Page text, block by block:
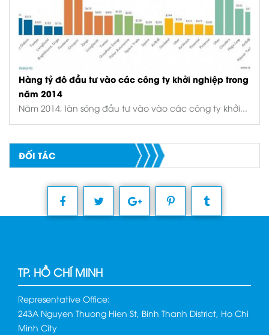
Hàng tỷ đô đầu tư vào các công ty khởi nghiệp trong
năm 2014
Năm 2014, làn sóng đầu tư vào vào các công ty khởi...
ĐỐI TÁC
TP. HỒ CHÍ MINH
Representative Office:
243A Nguyen Thuong Hien St, Binh Thanh District, Ho Chi
Minh City